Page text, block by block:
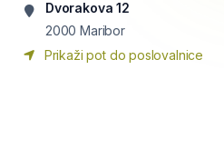
Dvorakova 12
2000 Maribor
Prikaži pot do poslovalnice